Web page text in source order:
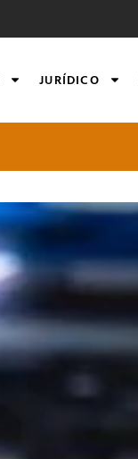
JURÍDICO